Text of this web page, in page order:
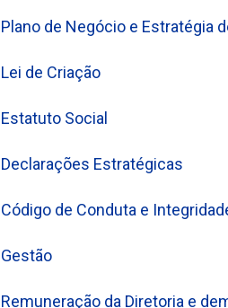
Plano de Negócio e Estratégia
Lei de Criação
Estatuto Social
Declarações Estratégicas
Código de Conduta e
Gestão
Remuneração da Diretoria e